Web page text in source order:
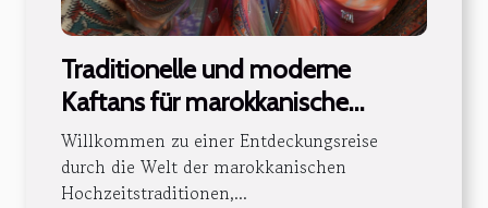
Traditionelle und moderne
Kaftans für marokkanische
Hochzeiten
Willkommen zu einer Entdeckungsreise
durch die Welt der marokkanischen
Hochzeitstraditionen,...